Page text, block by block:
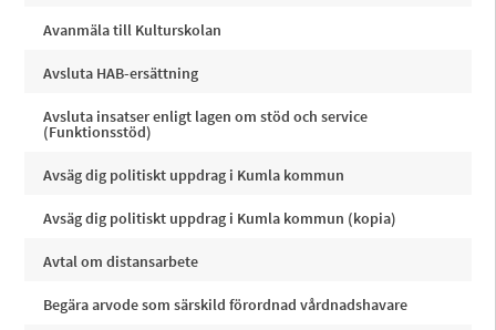
Avanmäla till Kulturskolan
Avsluta HAB-ersättning
Avsluta insatser enligt lagen om stöd och service
(Funktionsstöd)
Avsäg dig politiskt uppdrag i Kumla kommun
Avsäg dig politiskt uppdrag i Kumla kommun (kopia)
Avtal om distansarbete
Begära arvode som särskild förordnad vårdnadshavare